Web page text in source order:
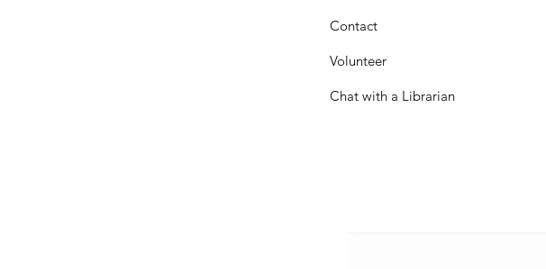
Contact
Volunteer
Chat with a Librarian